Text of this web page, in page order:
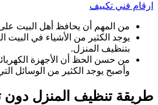
ارقام فني تكييف
من المهم أن يحافظ أهل البيت
يوجد الكثير من الأشياء في البيت
بتنظيف المنزل.
من حسن الحظ أن الأجهزة
وأصبح يوجد الكثير من الوسائل
طريقة تنظيف المنزل